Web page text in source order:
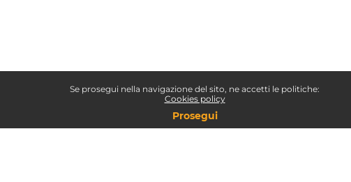
Se prosegui nella navigazione del sito, ne accetti le politiche:
Cookies policy
Prosegui